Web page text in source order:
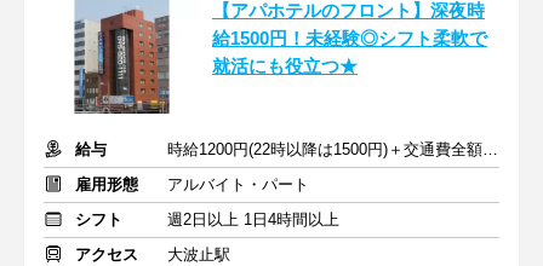
【アパホテルのフロント】深夜時
給1500円！未経験◎シフト柔軟で
就活にも役立つ★
給与
時給1200円(22時以降は1500円)＋交通費全額支給
雇用形態
アルバイト・パート
シフト
週2日以上 1日4時間以上
アクセス
大波止駅